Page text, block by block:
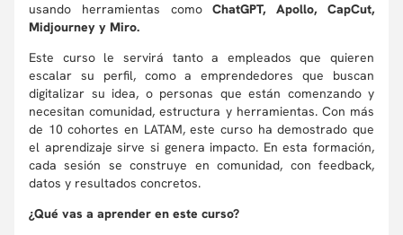
usando herramientas comoChatGPT, Apollo, CapCut,
Midjourney y Miro.
Este curso le servirá tanto a empleados que quieren
escalar su perfil, como a emprendedores que buscan
digitalizar su idea, o personas que están comenzando y
necesitan comunidad, estructura y herramientas. Con más
de 10 cohortes en LATAM, este curso ha demostrado que
el aprendizaje sirve si genera impacto. En esta formación,
cada sesión se construye en comunidad, con feedback,
datos y resultados concretos.
¿Qué vas a aprender en este curso?